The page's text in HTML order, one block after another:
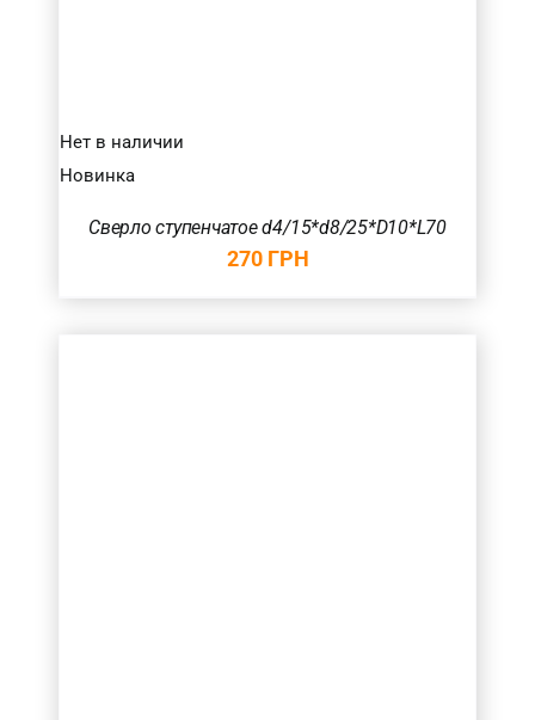
Нет в наличии
Новинка
Сверло ступенчатое d4/15*d8/25*D10*L70
270 ГРН